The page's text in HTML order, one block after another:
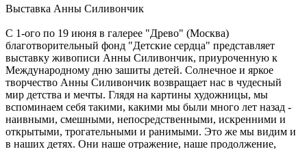
Выставка Анны Силивончик
С 1-ого по 19 июня в галерее "Древо" (Москва)
благотворительный фонд "Детские сердца" представляет
выставку живописи Анны Силивончик, приуроченную к
Международному дню зашиты детей. Солнечное и яркое
творчество Анны Силивончик возвращает нас в чудесный
мир детства и мечты. Глядя на картины художницы, мы
вспоминаем себя такими, какими мы были много лет назад -
наивными, смешными, непосредственными, искренними и
открытыми, трогательными и ранимыми. Это же мы видим и
в наших детях. Они наше отражение, наше продолжение,